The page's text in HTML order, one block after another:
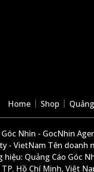
Home Shop
Nhìn - GocNhin
- VietNam Tên doanh
Quảng Cáo Góc
Hồ Chí Minh, Việt